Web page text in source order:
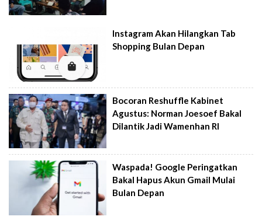
Instagram Akan Hilangkan Tab
Shopping Bulan Depan
Bocoran Reshuffle Kabinet
Agustus: Norman Joesoef Bakal
Dilantik Jadi Wamenhan RI
Waspada! Google Peringatkan
Bakal Hapus Akun Gmail Mulai
Bulan Depan